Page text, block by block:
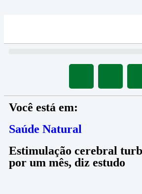
Você está em:
Saúde Natural
Estimulação cerebral
por um mês, diz estudo